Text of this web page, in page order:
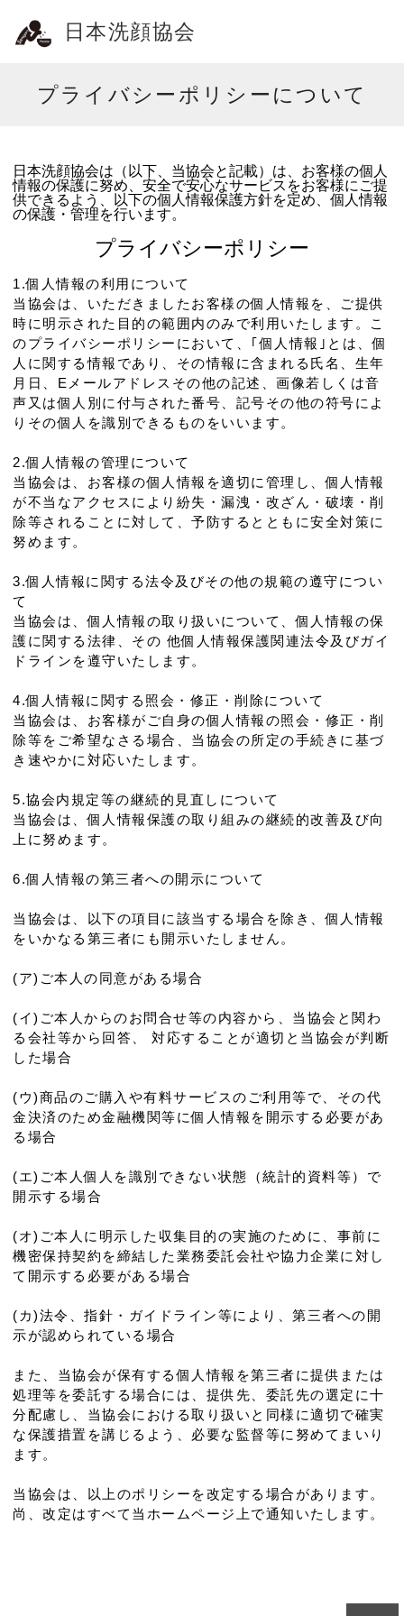
日本洗顔協会
HOME
会員ページ
お問い合わせ
プライバシーポリシーについて
日本洗顔協会は（以下、当協会と記載）は、お客様の個人
情報の保護に努め、安全で安心なサービスをお客様にご提
供できるよう、以下の個人情報保護方針を定め、個人情報
の保護・管理を行います。
プライバシーポリシー
1.個人情報の利用について
当協会は、いただきましたお客様の個人情報を、ご提供
時に明示された目的の範囲内のみで利用いたします。こ
のプライバシーポリシーにおいて、｢個人情報｣とは、個
人に関する情報であり、その情報に含まれる氏名、生年
月日、Eメールアドレスその他の記述、画像若しくは音
声又は個人別に付与された番号、記号その他の符号によ
りその個人を識別できるものをいいます。
2.個人情報の管理について
当協会は、お客様の個人情報を適切に管理し、個人情報
が不当なアクセスにより紛失・漏洩・改ざん・破壊・削
除等されることに対して、予防するとともに安全対策に
努めます。
3.個人情報に関する法令及びその他の規範の遵守につい
て
当協会は、個人情報の取り扱いについて、個人情報の保
護に関する法律、その 他個人情報保護関連法令及びガイ
ドラインを遵守いたします。
4.個人情報に関する照会・修正・削除について
当協会は、お客様がご自身の個人情報の照会・修正・削
除等をご希望なさる場合、当協会の所定の手続きに基づ
き速やかに対応いたします。
5.協会内規定等の継続的見直しについて
当協会は、個人情報保護の取り組みの継続的改善及び向
上に努めます。
6.個人情報の第三者への開示について
当協会は、以下の項目に該当する場合を除き、個人情報
をいかなる第三者にも開示いたしません。
(ア)ご本人の同意がある場合
(イ)ご本人からのお問合せ等の内容から、当協会と関わ
る会社等から回答、 対応することが適切と当協会が判断
した場合
(ウ)商品のご購入や有料サービスのご利用等で、その代
金決済のため金融機関等に個人情報を開示する必要があ
る場合
(エ)ご本人個人を識別できない状態（統計的資料等）で
開示する場合
(オ)ご本人に明示した収集目的の実施のために、事前に
機密保持契約を締結した業務委託会社や協力企業に対し
て開示する必要がある場合
(カ)法令、指針・ガイドライン等により、第三者への開
示が認められている場合
また、当協会が保有する個人情報を第三者に提供または
処理等を委託する場合には、提供先、委託先の選定に十
分配慮し、当協会における取り扱いと同様に適切で確実
な保護措置を講じるよう、必要な監督等に努めてまいり
ます。
当協会は、以上のポリシーを改定する場合があります。
尚、改定はすべて当ホームページ上で通知いたします。